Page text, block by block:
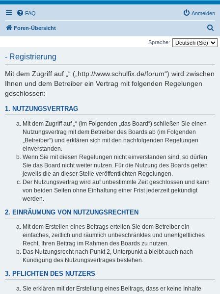
FAQ Anmelden
Foren-Übersicht
u
Sprache:
- Registrierung
Mit dem Zugriff auf „“ („http://www.schulfix.de/forum“) wird zwischen
Ihnen und dem Betreiber ein Vertrag mit folgenden Regelungen
geschlossen:
1. NUTZUNGSVERTRAG
Mit dem Zugriff auf „“ (im Folgenden „das Board“) schließen Sie einen
Nutzungsvertrag mit dem Betreiber des Boards ab (im Folgenden
„Betreiber“) und erklären sich mit den nachfolgenden Regelungen
einverstanden.
Wenn Sie mit diesen Regelungen nicht einverstanden sind, so dürfen
Sie das Board nicht weiter nutzen. Für die Nutzung des Boards gelten
jeweils die an dieser Stelle veröffentlichten Regelungen.
Der Nutzungsvertrag wird auf unbestimmte Zeit geschlossen und kann
von beiden Seiten ohne Einhaltung einer Frist jederzeit gekündigt
werden.
2. EINRÄUMUNG VON NUTZUNGSRECHTEN
Mit dem Erstellen eines Beitrags erteilen Sie dem Betreiber ein
einfaches, zeitlich und räumlich unbeschränktes und unentgeltliches
Recht, Ihren Beitrag im Rahmen des Boards zu nutzen.
Das Nutzungsrecht nach Punkt 2, Unterpunkt a bleibt auch nach
Kündigung des Nutzungsvertrages bestehen.
3. PFLICHTEN DES NUTZERS
Sie erklären mit der Erstellung eines Beitrags, dass er keine Inhalte